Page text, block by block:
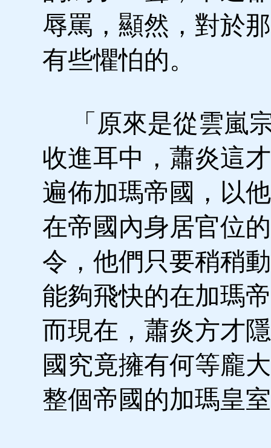
辱罵，顯然，對於
有些懼怕的。
「原來是從雲嵐
收進耳中，蕭炎這
遍佈加瑪帝國，以
在帝國內身居官位
令，他們只要稍稍
能夠飛快的在加瑪
而現在，蕭炎方才
國究竟擁有何等龐
整個帝國的加瑪皇